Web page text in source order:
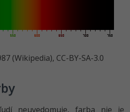
(Wikipedia), CC-BY-SA-3.0
neuvedomuje, farba nie je